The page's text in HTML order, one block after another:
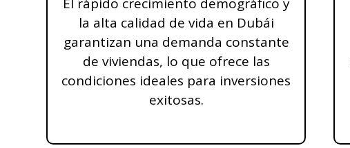
la alta calidad de vida en Dubái
garantizan una demanda constante
de viviendas, lo que ofrece las
condiciones ideales para inversiones
exitosas.